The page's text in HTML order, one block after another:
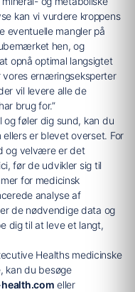
kan vi vurdere kroppens
eventuelle mangler på
hen, og
opnå optimal langsigtet
ernæringseksperter
vil levere alle de
brug for.”
og føler dig sund, kan du
er blevet overset. For
og velvære er det
før de udvikler sig til
for medicinsk
analyse af
de nødvendige data og
dig til at leve et langt,
Healths medicinske
kan du besøge
eller